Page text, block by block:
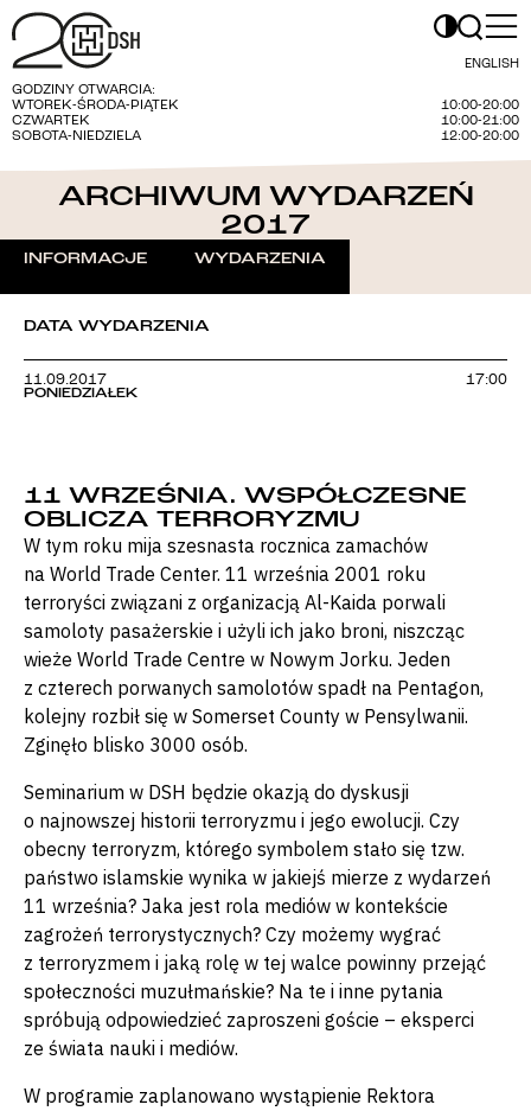
ENGLISH
GODZINY OTWARCIA:
WTOREK-ŚRODA-PIĄTEK
10:00-20:00
CZWARTEK
10:00-21:00
SOBOTA-NIEDZIELA
12:00-20:00
ARCHIWUM WYDARZEŃ
2017
INFORMACJE WYDARZENIA
DATA WYDARZENIA
11.09.2017
PONIEDZIAŁEK
17:00
11 WRZEŚNIA. WSPÓŁCZESNE
OBLICZA TERRORYZMU
W tym roku mija szesnasta rocznica zamachów
na World Trade Center. 11 września 2001 roku
terroryści związani z organizacją Al-Kaida porwali
samoloty pasażerskie i użyli ich jako broni, niszcząc
wieże World Trade Centre w Nowym Jorku. Jeden
z czterech porwanych samolotów spadł na Pentagon,
kolejny rozbił się w Somerset County w Pensylwanii.
Zginęło blisko 3000 osób.
Seminarium w DSH będzie okazją do dyskusji
o najnowszej historii terroryzmu i jego ewolucji. Czy
obecny terroryzm, którego symbolem stało się tzw.
państwo islamskie wynika w jakiejś mierze z wydarzeń
11 września? Jaka jest rola mediów w kontekście
zagrożeń terrorystycznych? Czy możemy wygrać
z terroryzmem i jaką rolę w tej walce powinny przejąć
społeczności muzułmańskie? Na te i inne pytania
spróbują odpowiedzieć zaproszeni goście – eksperci
ze świata nauki i mediów.
W programie zaplanowano wystąpienie Rektora